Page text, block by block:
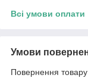
Всі умови оплати
Умови
Повернення